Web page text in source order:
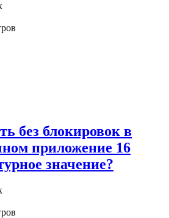
без блокировок в
приложение 16
значение?